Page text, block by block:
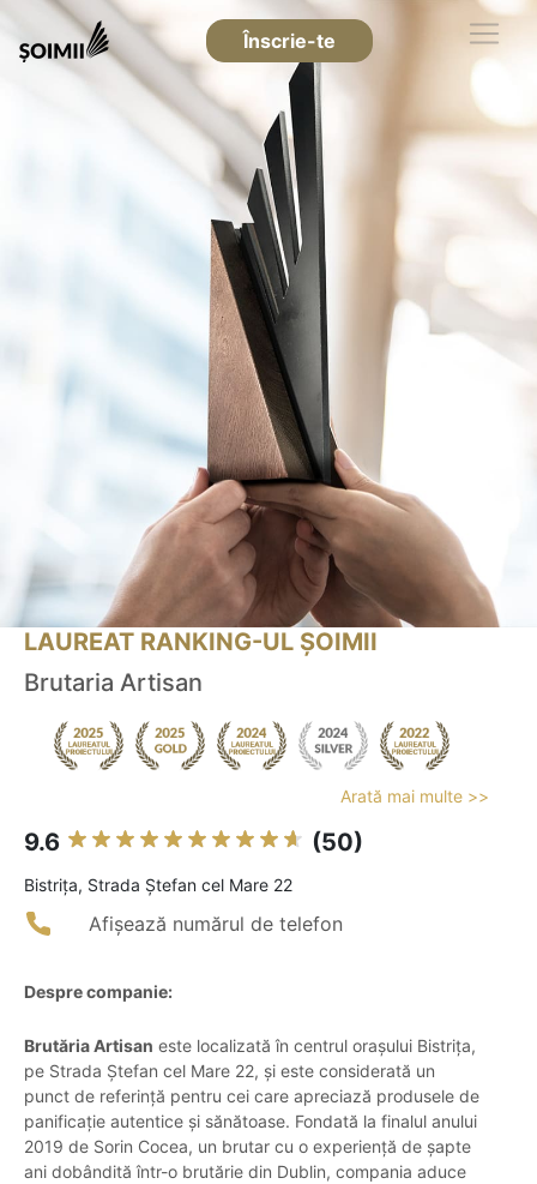
Înscrie-te
LAUREAT RANKING-UL ȘOIMII
Brutaria Artisan
Arată mai multe >>
9.6 (50)
Bistriţa, Strada Ștefan cel Mare 22
Afișează numărul de telefon
Despre companie:
Brutăria Artisan este localizată în centrul orașului Bistrița,
pe Strada Ștefan cel Mare 22, și este considerată un
punct de referință pentru cei care apreciază produsele de
panificație autentice și sănătoase. Fondată la finalul anului
2019 de Sorin Cocea, un brutar cu o experiență de șapte
ani dobândită într-o brutărie din Dublin, compania aduce